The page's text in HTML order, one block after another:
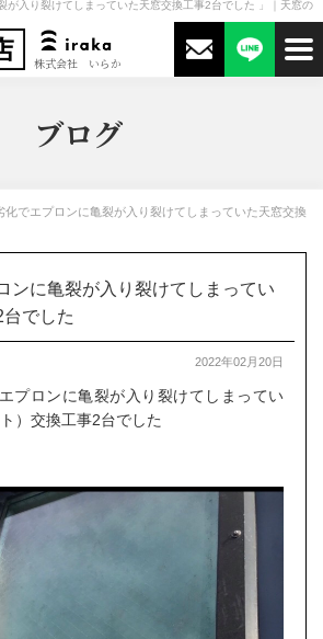
が入り裂けてしまっていた天窓交換工事2台でした 」｜天窓の
株式会社 いらか
ブログ
化でエプロンに亀裂が入り裂けてしまっていた天窓交換
ンに亀裂が入り裂けてしまってい
でした
2022年02月20日
プロンに亀裂が入り裂けてしまってい
）交換工事2台でした